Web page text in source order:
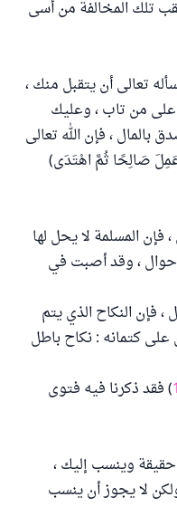
تلك المخالفة من أسى
تعالى أن يتقبل منك ،
على من تاب ، وعليك
بالمال ، فإن الله تعالى
صَالِحًا ثُمَّ اهْتَدَى)
المسلمة لا يحل لها
، وقد أصبت في
فإن النكاح الذي يتم
كتمانه : نكاح باطل
) فقد ذكرنا فيه فتوى
حقيقة وينسب إليك ،
لا يجوز أن ينسب